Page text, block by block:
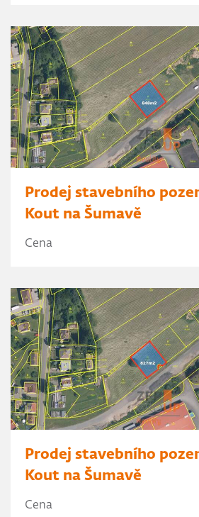
Prodej stavebního
Kout na Šumavě
Cena
Prodej stavebního
Kout na Šumavě
Cena